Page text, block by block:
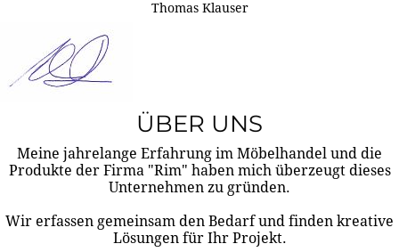
Thomas Klauser
ÜBER UNS
Meine jahrelange Erfahrung im Möbelhandel und die
Produkte der Firma "Rim" haben mich überzeugt dieses
Unternehmen zu gründen.
Wir erfassen gemeinsam den Bedarf und finden kreative
Lösungen für Ihr Projekt.